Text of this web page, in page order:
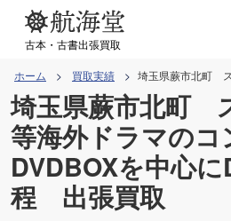
ツ
へ
ス
キ
ッ
古本・古書出張買取
ホーム 買取実績 埼玉県蕨市北町 スターゲイト等海外
埼玉県蕨市北町
等海外ドラマのコ
DVDBOXを中心
程 出張買取